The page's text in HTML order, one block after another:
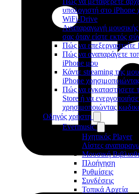
υπολογιστή στο iPhone
WiFi-Drive
Αναπαραγωγή
σας όταν είστε εκτός
Πώς να
Πώς να αναπαράγετε
iPhone μου
Κάντε streaming της
iPhone
Πώς να εγκαταστήσετε
Store ή να
χρησιμοποιώντας
Οδηγός χρήστη
Evermusic
Ηχητικός Player
Λίστες
Μουσική
Πλοήγηση
Ρυθμίσεις
Συνδέσεις
Τοπικά Αρχεία